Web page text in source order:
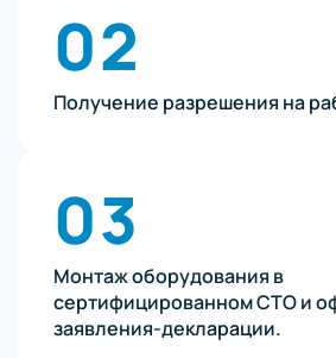
02
Получение разрешения на
03
Монтаж оборудования в
сертифицированном СТО и
заявления-декларации.